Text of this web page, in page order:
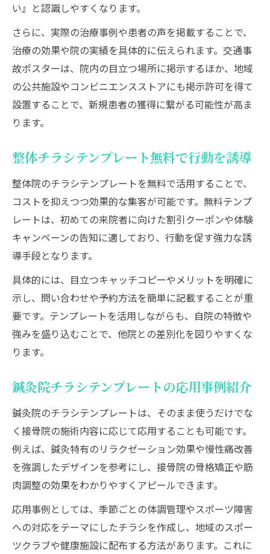
い』と認識しやすくなります。
さらに、実際の治療事例や患者の声を掲載することで、
治療の効果や院の実績を具体的に伝えられます。交通事
故ポスターは、院内の目立つ場所に掲示するほか、地域
の公共施設やコンビニエンスストアにも掲示許可を得て
設置することで、新規患者の獲得に繋がる可能性が高ま
ります。
整体チラシテンプレート無料で行動を誘導
整体院のチラシテンプレートを無料で活用することで、
コストを抑えつつ効果的な集客が可能です。無料テンプ
レートは、初めての来院者に向けた割引クーポンや体験
キャンペーンの告知に適しており、行動を促す強力な誘
導手段となります。
具体的には、目立つキャッチコピーやメリットを明確に
示し、問い合わせや予約方法を簡単に記載することが重
要です。テンプレートを活用しながらも、自院の特徴や
強みを盛り込むことで、他院との差別化を図りやすくな
ります。
鍼灸院チラシテンプレートの応用事例紹介
鍼灸院のチラシテンプレートは、そのまま使うだけでな
く接骨院の施術内容に応じて応用することも可能です。
例えば、鍼灸特有のリラクゼーション効果や慢性痛改善
を強調したデザインを参考にし、接骨院の骨格矯正や筋
肉調整の効果をわかりやすくアピールできます。
応用事例としては、季節ごとの体調管理やスポーツ障害
への対応をテーマにしたチラシを作成し、地域のスポー
ツクラブや健康施設に配布する方法があります。これに